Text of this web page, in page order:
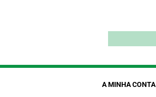
A MINHA CONTA